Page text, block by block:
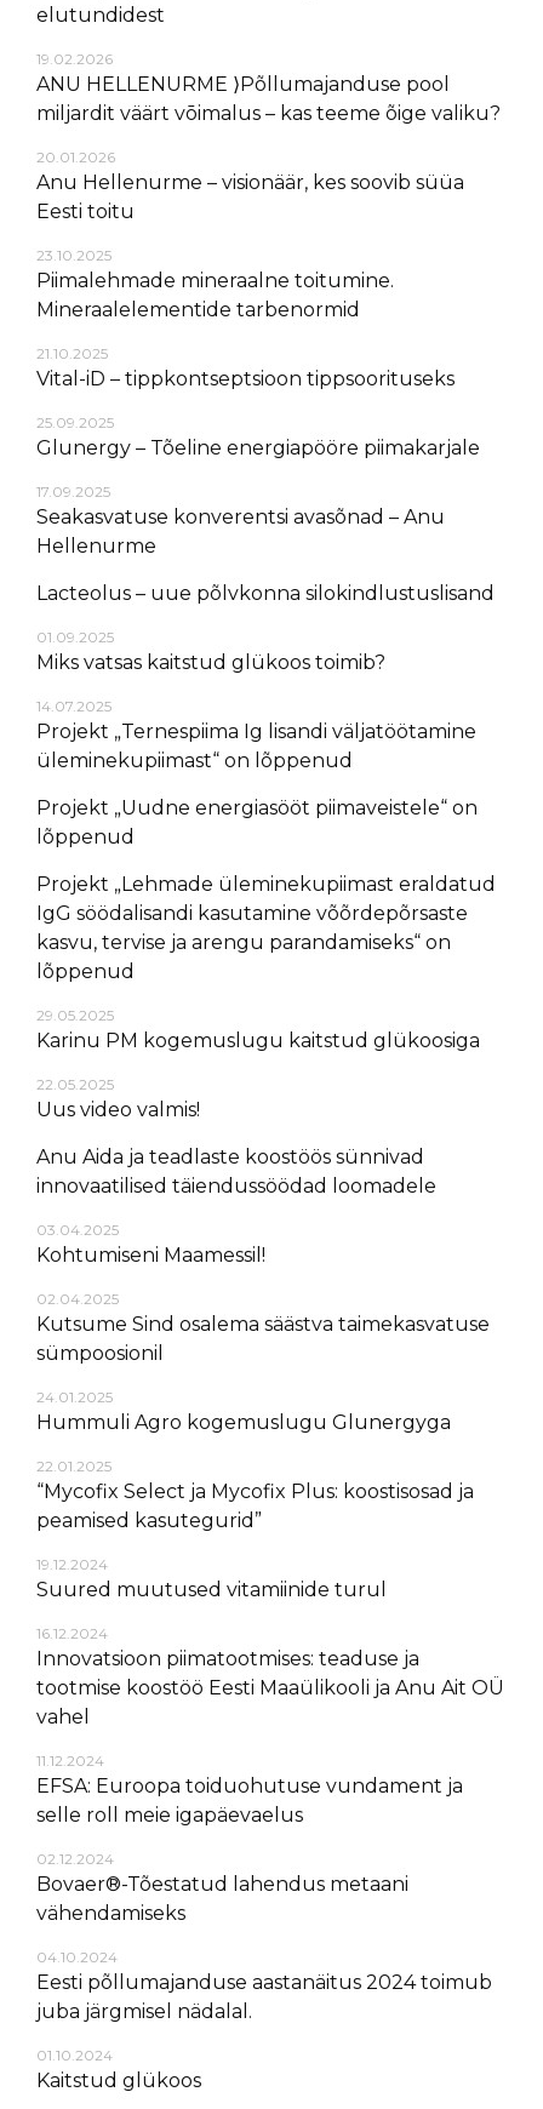
elutundidest
19.02.2026
ANU HELLENURME ⟩Põllumajanduse pool
miljardit väärt vōimalus – kas teeme õige valiku?
20.01.2026
Anu Hellenurme – visionäär, kes soovib süüa
Eesti toitu
23.10.2025
Piimalehmade mineraalne toitumine.
Mineraalelementide tarbenormid
21.10.2025
Vital-iD – tippkontseptsioon tippsoorituseks
25.09.2025
Glunergy – Tõeline energiapööre piimakarjale
17.09.2025
Seakasvatuse konverentsi avasõnad – Anu
Hellenurme
Lacteolus – uue põlvkonna silokindlustuslisand
01.09.2025
Miks vatsas kaitstud glükoos toimib?
14.07.2025
Projekt „Ternespiima Ig lisandi väljatöötamine
üleminekupiimast“ on lõppenud
Projekt „Uudne energiasööt piimaveistele“ on
lõppenud
Projekt „Lehmade üleminekupiimast eraldatud
IgG söödalisandi kasutamine võõrdepõrsaste
kasvu, tervise ja arengu parandamiseks“ on
lõppenud
29.05.2025
Karinu PM kogemuslugu kaitstud glükoosiga
22.05.2025
Uus video valmis!
Anu Aida ja teadlaste koostöös sünnivad
innovaatilised täiendussöödad loomadele
03.04.2025
Kohtumiseni Maamessil!
02.04.2025
Kutsume Sind osalema säästva taimekasvatuse
sümpoosionil
24.01.2025
Hummuli Agro kogemuslugu Glunergyga
22.01.2025
“Mycofix Select ja Mycofix Plus: koostisosad ja
peamised kasutegurid”
19.12.2024
Suured muutused vitamiinide turul
16.12.2024
Innovatsioon piimatootmises: teaduse ja
tootmise koostöö Eesti Maaülikooli ja Anu Ait OÜ
vahel
11.12.2024
EFSA: Euroopa toiduohutuse vundament ja
selle roll meie igapäevaelus
02.12.2024
Bovaer®-Tõestatud lahendus metaani
vähendamiseks
04.10.2024
Eesti põllumajanduse aastanäitus 2024 toimub
juba järgmisel nädalal.
01.10.2024
Kaitstud glükoos